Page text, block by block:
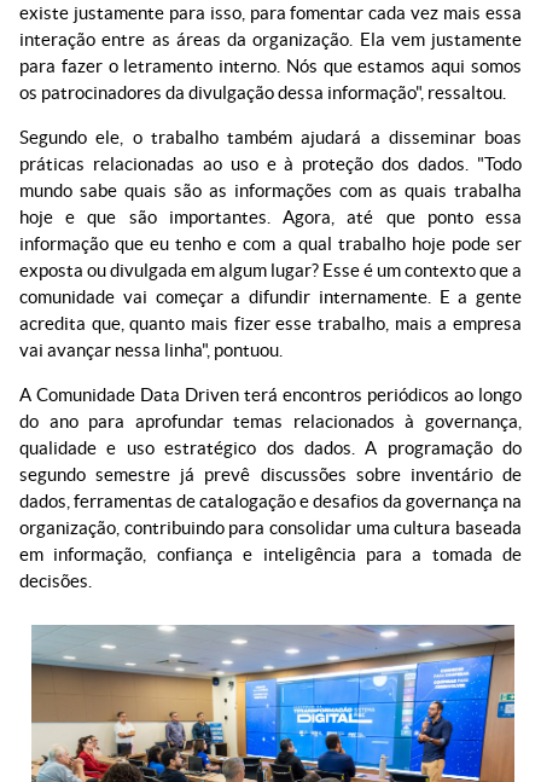
existe justamente para isso, para fomentar cada vez mais essa
interação entre as áreas da organização. Ela vem justamente
para fazer o letramento interno. Nós que estamos aqui somos
os patrocinadores da divulgação dessa informação", ressaltou.
Segundo ele, o trabalho também ajudará a disseminar boas
práticas relacionadas ao uso e à proteção dos dados. "Todo
mundo sabe quais são as informações com as quais trabalha
hoje e que são importantes. Agora, até que ponto essa
informação que eu tenho e com a qual trabalho hoje pode ser
exposta ou divulgada em algum lugar? Esse é um contexto que a
comunidade vai começar a difundir internamente. E a gente
acredita que, quanto mais fizer esse trabalho, mais a empresa
vai avançar nessa linha", pontuou.
A Comunidade Data Driven terá encontros periódicos ao longo
do ano para aprofundar temas relacionados à governança,
qualidade e uso estratégico dos dados. A programação do
segundo semestre já prevê discussões sobre inventário de
dados, ferramentas de catalogação e desafios da governança na
organização, contribuindo para consolidar uma cultura baseada
em informação, confiança e inteligência para a tomada de
decisões.